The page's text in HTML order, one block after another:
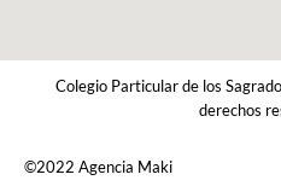
Colegio Particular de los
derechos
©2022 Agencia Maki